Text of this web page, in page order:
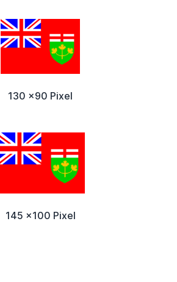
130 x90 Pixel
145 x100 Pixel